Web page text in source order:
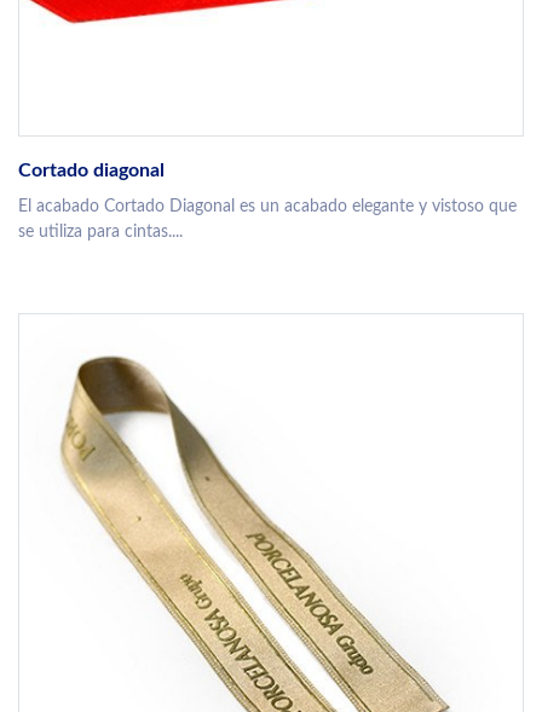
Cortado diagonal
El acabado Cortado Diagonal es un acabado elegante y vistoso que
se utiliza para cintas....